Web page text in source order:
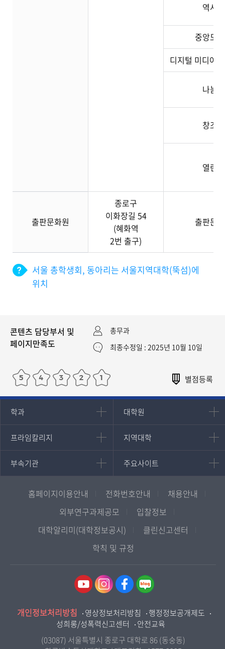
역사관
중앙도
디지털 미디어
나눔관
창조관
열린관
출판문화원
종로구
이화장길 54
(혜화역
2번 출구)
출판문
서울 총학생회, 동아리는 서울지역대학(뚝섬)에
위치
콘텐츠 담당부서 및
페이지만족도
총무과
최종수정일 : 2025년 10월 10일
학과
인문과학대학
국어국문학과
영어영문학과
사회과학대학
미디어영상학과
사회복지연계전공
대학원
대학원
대학원
경영대학원
프라임칼리지
프라임칼리지
학사학위과정
평생교육과정
지역대학
지역대학
지역대학 포털
서울지역대학
대구경북지역대학
인천지역대학
광주전남지역대학
울산지역대학
강원지역대학
전북지역대학
경남지역대학
제주지역대학
부속기관
부속기관
중앙도서관
원격교육혁신연구원
통합인문학연구소
종합교육연수원
인권센터
교원양성지원센터
주요사이트
주요사이트
멘토링
진로심리상담
교육정보화본부
홈페이지이용안내 전화번호안내
채용안내
외부연구과제공모
입찰정보
대학알리미(대학정보공시)
클린신고센터
학칙 및 규정
개인정보처리방침 영상정보처리방침
행정정보공개제도
성희롱/성폭력신고센터
안전교육
(03087) 서울특별시 종로구 대학로 86 (동숭동)